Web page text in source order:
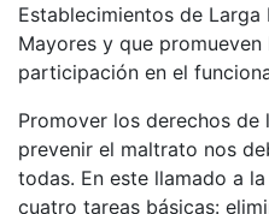
Establecimientos de
Mayores y que
participación en el
Promover los derechos de
prevenir el maltrato nos
todas. En este llamado a
cuatro tareas básicas: